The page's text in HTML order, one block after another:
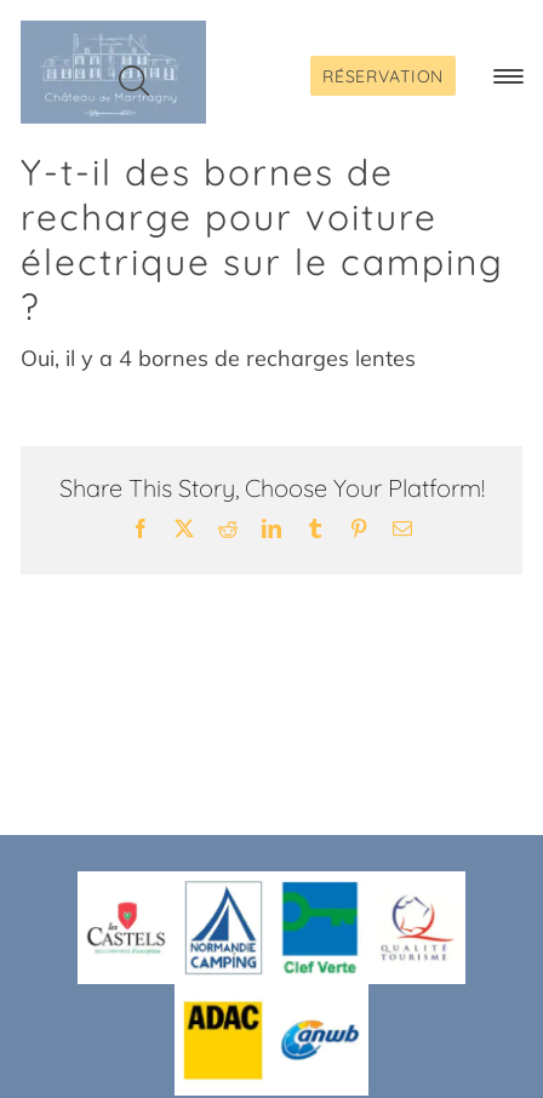
Passer
contenu
RÉSERVATION
Y-t-il des bornes de
recharge pour voiture
électrique sur le camping
?
Oui, il y a 4 bornes de recharges lentes
Share This Story, Choose Your Platform!
Facebook RedditLinkedInTumblr PinterestEmail